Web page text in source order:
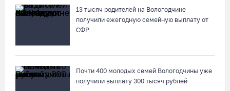
работе на выборах
06.08.26 / 19:28
06.08.26 / 18:44
13 тысяч родителей на Вологодчине
получили ежегодную семейную выплату от
СФР
Почти 400 молодых семей Вологодчины уже
получили выплату 300 тысяч рублей